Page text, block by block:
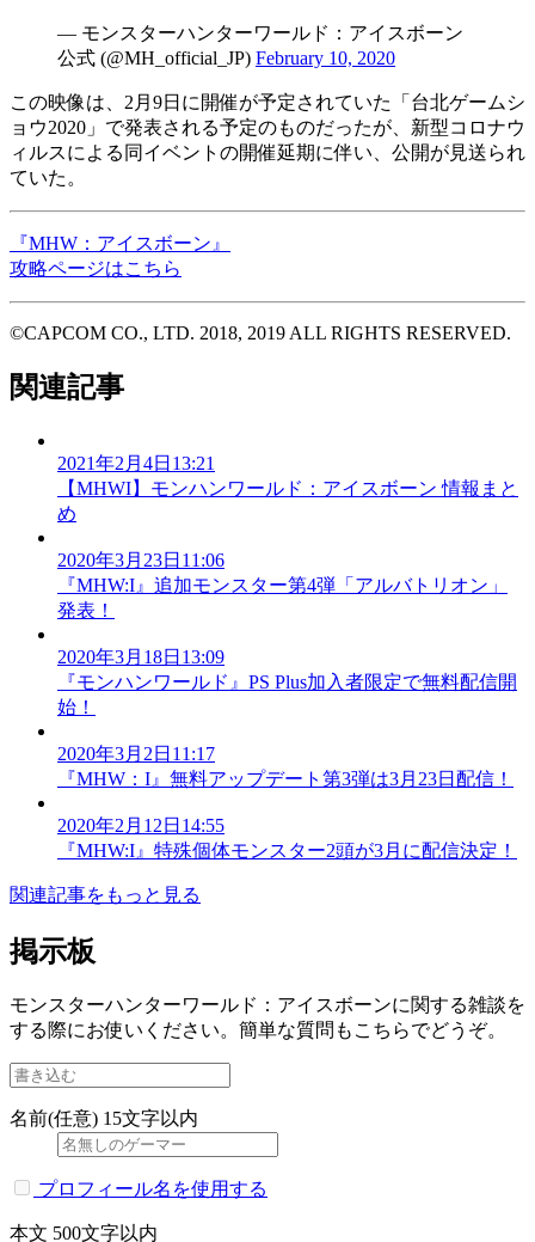
— モンスターハンターワールド：アイスボーン
公式 (@MH_official_JP) February 10, 2020
この映像は、2月9日に開催が予定されていた
「台北ゲームシ
ョウ2020」で発表される予定のものだったが、新型コロナウ
ィルスによる 同イベントの開催延期に伴い、公開が見送られ
ていた。
『MHW：アイスボーン』
攻略ページはこちら
©CAPCOM CO., LTD. 2018, 2019 ALL RIGHTS RESERVED.
関連記事
2021年2月4日13:21
【MHWI】モンハンワールド：アイスボーン 情報まと
め
2020年3月23日11:06
『MHW:I』追加モンスター第4弾「アルバトリオン」
発表！
2020年3月18日13:09
『モンハンワールド』PS Plus加入者限定で無料配信開
始！
2020年3月2日11:17
『MHW：I』無料アップデート第3弾は3月23日配信！
2020年2月12日14:55
『MHW:I』特殊個体モンスター2頭が3月に配信決定！
関連記事をもっと見る
掲示板
モンスターハンターワールド：アイスボーンに関する雑談を
する際にお使いください。簡単な質問もこちらでどうぞ。
名前(任意) 15文字以内
プロフィール名を使用する
本文 500文字以内